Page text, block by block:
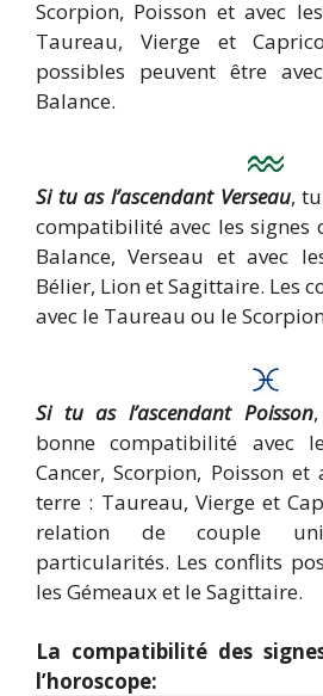
Scorpion, Poisson et avec
Taureau, Vierge et
possibles peuvent être
Balance.
Si tu as l’ascendant Verseau,
compatibilité avec les signes
Balance, Verseau et avec
Bélier, Lion et Sagittaire. Les
avec le Taureau ou le
Si tu as l’ascendant Poisson
bonne compatibilité avec
Cancer, Scorpion, Poisson et
terre : Taureau, Vierge et
relation de couple
particularités. Les conflits
les Gémeaux et le Sagittaire.
La compatibilité des
l’horoscope: